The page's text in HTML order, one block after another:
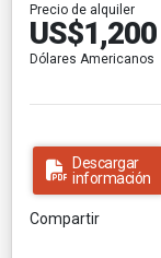
Precio de alquiler
US$1,200
Dólares Americanos
Descargar
información
Compartir